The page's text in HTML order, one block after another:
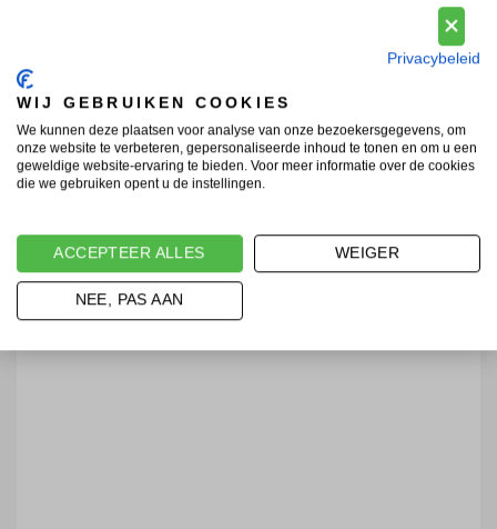
Privacybeleid
WIJ GEBRUIKEN COOKIES
We kunnen deze plaatsen voor analyse van onze bezoekersgegevens, om
onze website te verbeteren, gepersonaliseerde inhoud te tonen en om u een
geweldige website-ervaring te bieden. Voor meer informatie over de cookies
die we gebruiken opent u de instellingen.
ACCEPTEER ALLES WEIGER
NEE, PAS AAN